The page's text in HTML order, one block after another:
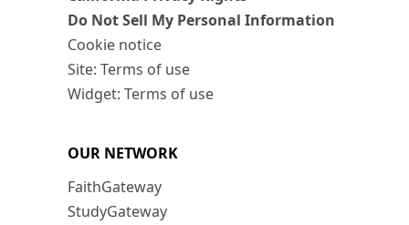
Do Not Sell My Personal Information
Cookie notice
Site: Terms of use
Widget: Terms of use
OUR NETWORK
FaithGateway
StudyGateway